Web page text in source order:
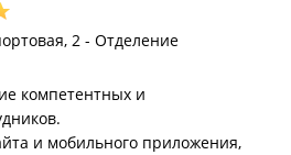
2 - Отделение
компетентных и
и мобильного приложения,